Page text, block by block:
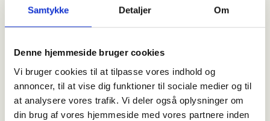
Samtykke Detaljer Om
Denne hjemmeside bruger cookies
Vi bruger cookies til at tilpasse vores indhold og
annoncer, til at vise dig funktioner til sociale medier og til
at analysere vores trafik. Vi deler også oplysninger om
din brug af vores hjemmeside med vores partnere inden
karmen. Læn dig let frem, så du mærker et
stræk i brystet. Hold i 20-30 sekunder.
før armene op over hovedet, mens du
strækker dig opad. Hold i 10 sekunder og
gentag 10 gange.
Katte-ko bevægelser:På alle fire, skiftevis
krum og svaj ryggen i rolige bevægelser for